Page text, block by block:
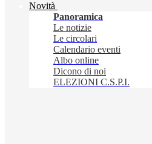
Novità
Panoramica
Le notizie
Le circolari
Calendario eventi
Albo online
Dicono di noi
ELEZIONI C.S.P.I.